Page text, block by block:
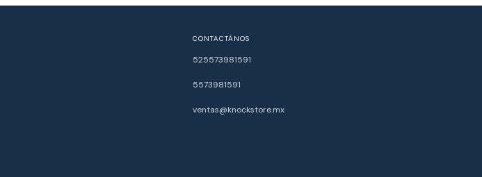
CONTACTÁNOS
525573981591
5573981591
ventas@knockstore.mx